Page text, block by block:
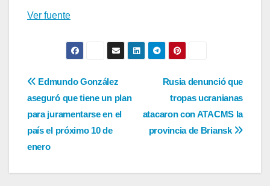
Ver fuente
Navegación
de
entradas
Rusia denunció que
tropas ucranianas
atacaron con ATACMS la
provincia de Briansk
Edmundo González
aseguró que tiene un plan
para juramentarse en el
país el próximo 10 de
enero